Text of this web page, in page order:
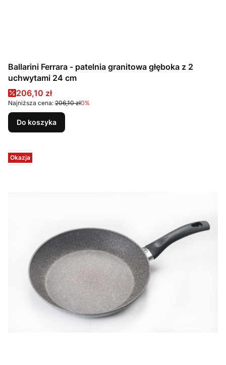
Ballarini Ferrara - patelnia granitowa głęboka z 2
uchwytami 24 cm
Cena promocyjna
206,10 zł
Najniższa cena: 206,10 zł0%
Do koszyka
Okazja